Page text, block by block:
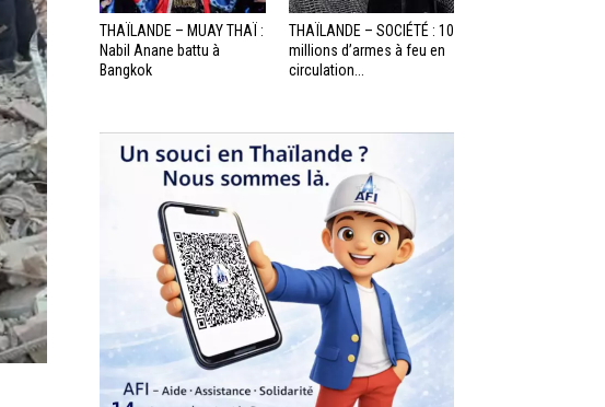
THAÏLANDE – MUAY THAÏ :
Nabil Anane battu à
Bangkok
THAÏLANDE – SOCIÉTÉ : 10
millions d’armes à feu en
circulation...